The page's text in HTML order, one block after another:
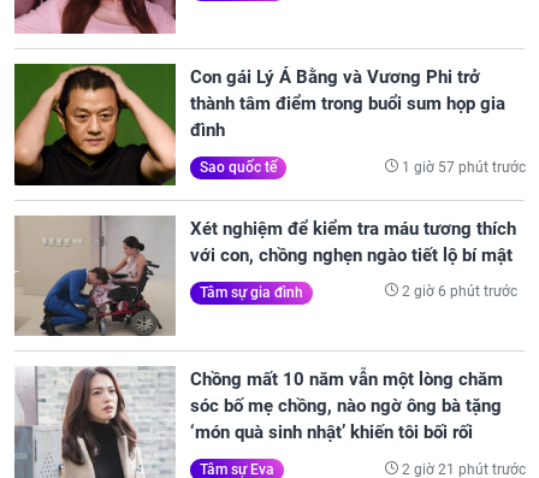
Con gái Lý Á Bằng và Vương Phi trở
thành tâm điểm trong buổi sum họp gia
đình
Sao quốc tế 1 giờ 57 phút trước
Xét nghiệm để kiểm tra máu tương thích
với con, chồng nghẹn ngào tiết lộ bí mật
Tâm sự gia đình 2 giờ 6 phút trước
Chồng mất 10 năm vẫn một lòng chăm
sóc bố mẹ chồng, nào ngờ ông bà tặng
‘món quà sinh nhật’ khiến tôi bối rối
Tâm sự Eva 2 giờ 21 phút trước